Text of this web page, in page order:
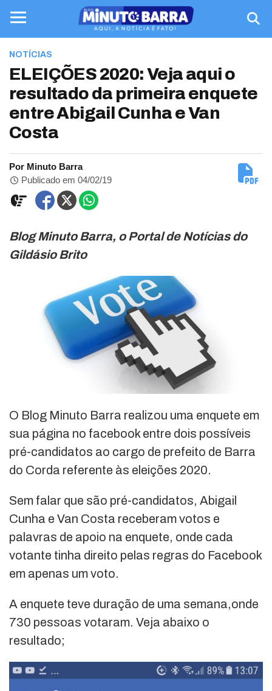
NOTÍCIAS
ELEIÇÕES 2020: Veja aqui o
resultado da primeira enquete
entre Abigail Cunha e Van
Costa
Por Minuto Barra
Publicado em 04/02/19
Blog Minuto Barra, o Portal de Notícias do
Gildásio Brito
O Blog Minuto Barra realizou uma enquete em
sua página no facebook entre dois possíveis
pré-candidatos ao cargo de prefeito de Barra
do Corda referente às eleições 2020.
Sem falar que são pré-candidatos, Abigail
Cunha e Van Costa receberam votos e
palavras de apoio na enquete, onde cada
votante tinha direito pelas regras do Facebook
em apenas um voto.
A enquete teve duração de uma semana,onde
730 pessoas votaram. Veja abaixo o
resultado;